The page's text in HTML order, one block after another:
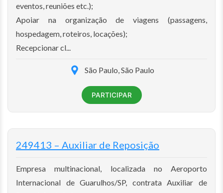
eventos, reuniões etc.);
Apoiar na organização de viagens (passagens,
hospedagem, roteiros, locações);
Recepcionar cl...
São Paulo, São Paulo
PARTICIPAR
249413 – Auxiliar de Reposição
Empresa multinacional, localizada no Aeroporto
Internacional de Guarulhos/SP, contrata Auxiliar de